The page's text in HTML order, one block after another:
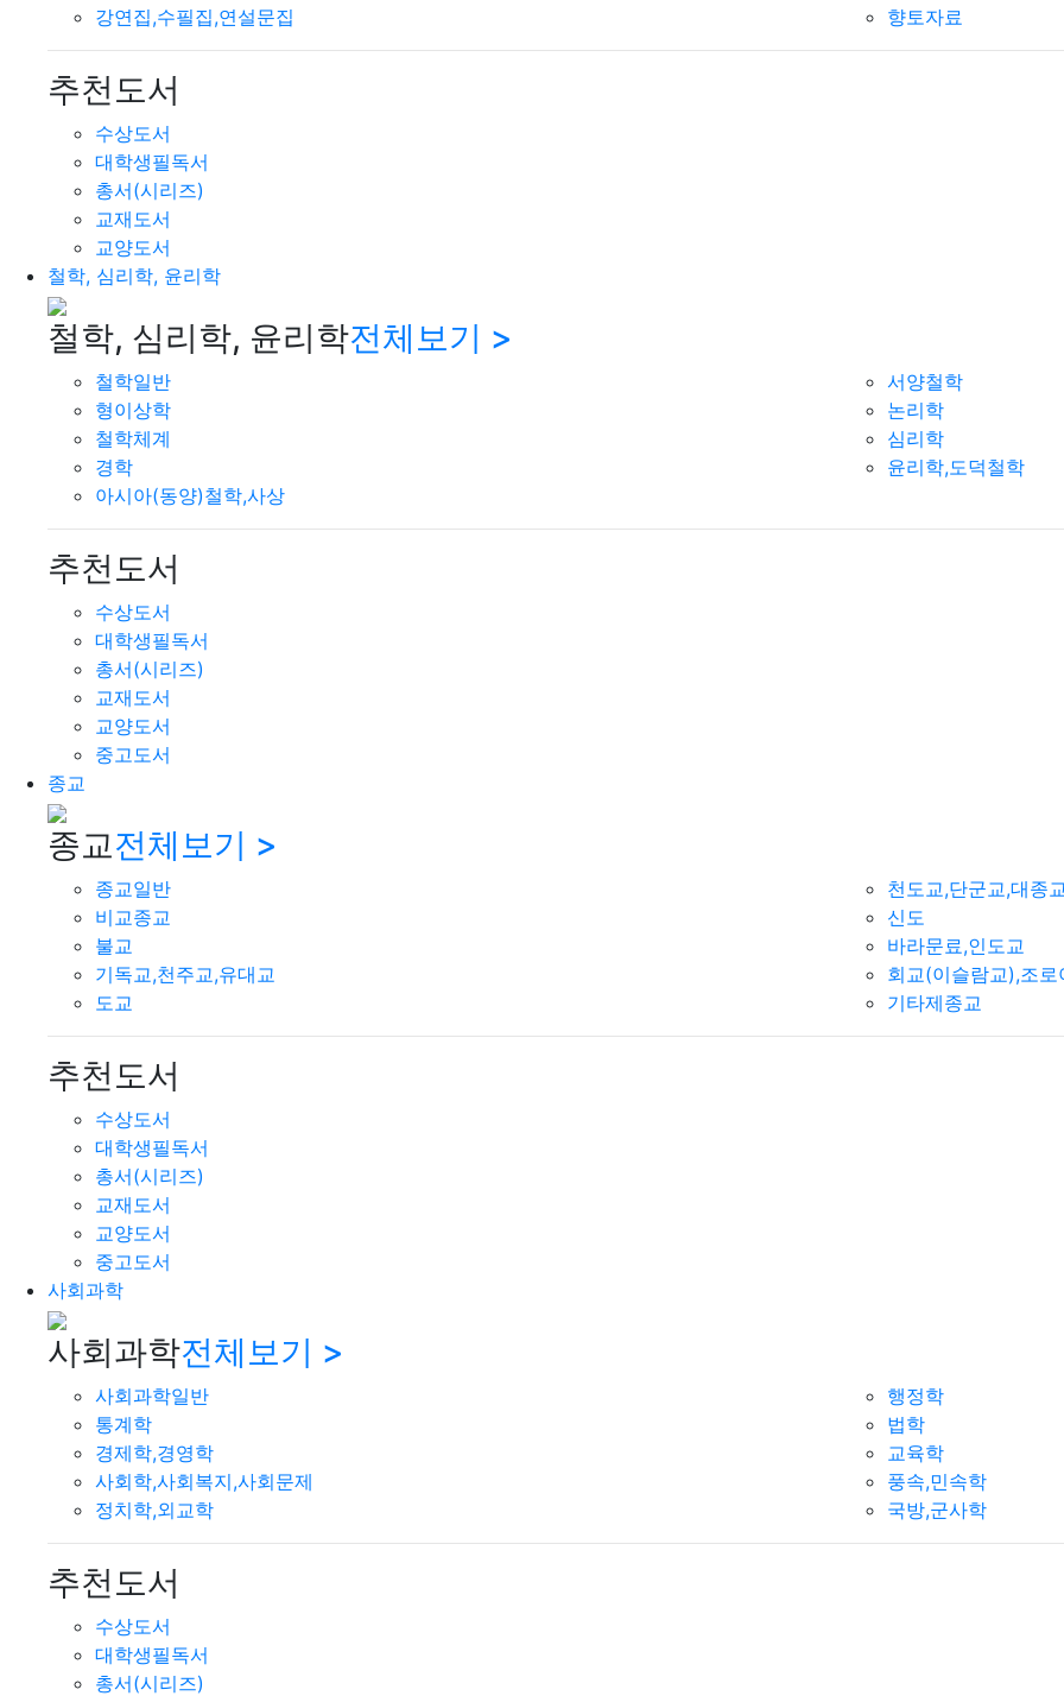
강연집,수필집,연설문집
향토자료
추천도서
수상도서
대학생필독서
총서(시리즈)
교재도서
교양도서
철학, 심리학, 윤리학
철학, 심리학, 윤리학전체보기 >
철학일반
형이상학
철학체계
경학
아시아(동양)철학,사상
서양철학
논리학
심리학
윤리학,도덕철학
추천도서
수상도서
대학생필독서
총서(시리즈)
교재도서
교양도서
중고도서
종교
종교전체보기 >
종교일반
비교종교
불교
기독교,천주교,유대교
도교
천도교,단군교,대종
신도
바라문료,인도교
회교(이슬람교),조로
기타제종교
추천도서
수상도서
대학생필독서
총서(시리즈)
교재도서
교양도서
중고도서
사회과학
사회과학전체보기 >
사회과학일반
통계학
경제학,경영학
사회학,사회복지,사회문제
정치학,외교학
행정학
법학
교육학
풍속,민속학
국방,군사학
추천도서
수상도서
대학생필독서
총서(시리즈)